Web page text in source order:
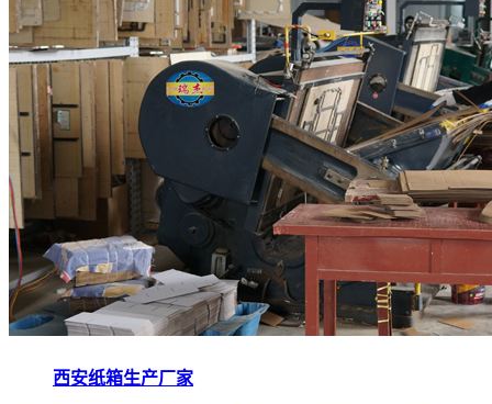
西安纸箱生产厂家